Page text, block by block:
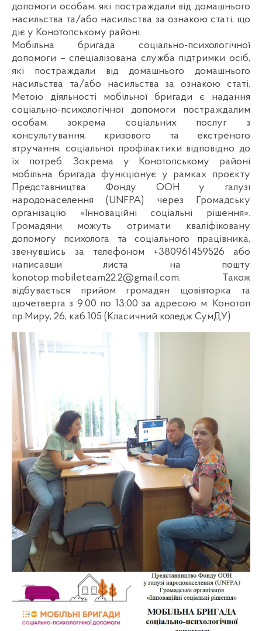
допомоги особам, які постраждали від домашнього
насильства та/або насильства за ознакою статі, що
діє у Конотопському районі.
Мобільна бригада соціально-психологічної
допомоги – спеціалізована служба підтримки осіб,
які постраждали від домашнього домашнього
насильства та/або насильства за ознакою статі.
Метою діяльності мобільної бригади є надання
соціально-психологічної допомоги постраждалим
особам, зокрема соціальних послуг з
консультування, кризового та екстреного
втручання, соціальної профілактики відповідно до
їх потреб. Зокрема у Конотопському районі
мобільна бригада функціонує у рамках проєкту
Представництва Фонду ООН у галузі
народонаселення (UNFPA) через Громадську
організацію «Інноваційні соціальні рішення».
Громадяни можуть отримати кваліфіковану
допомогу психолога та соціального працівника,
звенувшись за телефоном +380961459526 або
написавши листа на пошту
konotop.mobileteam22.2@gmail.com. Також
відбувається прийом громадян щовівторка та
щочетверга з 9:00 по 13:00 за адресою м. Конотоп
пр.Миру, 26, каб.105 (Класичний коледж СумДУ)